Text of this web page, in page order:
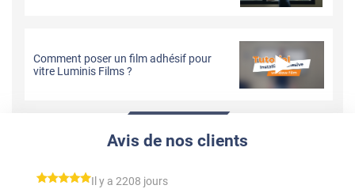
Comment poser un film adhésif pour
vitre Luminis Films ?
Avis de nos clients
*****
Il y a 2208 jours